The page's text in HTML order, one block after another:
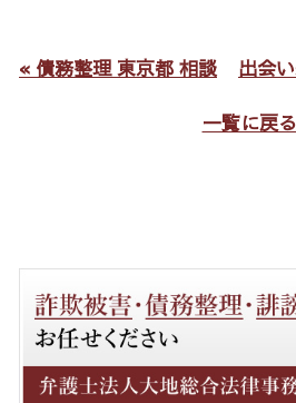
« 債務整理 東京都 相談 出会
一覧に戻る